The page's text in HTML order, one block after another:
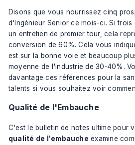
Disons que vous nourrissez cinq
d'Ingénieur Senior ce mois-ci. Si
un entretien de premier tour, cela
conversion de 60%. Cela vous
est sur la bonne voie et beaucoup
moyenne de l'industrie de 30-40%.
davantage cesréférences pour la
talents si vous souhaitez voir
Qualité de l'Embauche
C'est le bulletin de notes ultime pour
qualité de l'embauche examine